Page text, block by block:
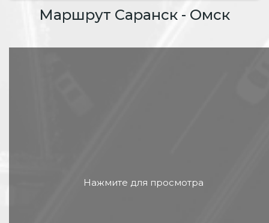
Маршрут Саранск - Омск